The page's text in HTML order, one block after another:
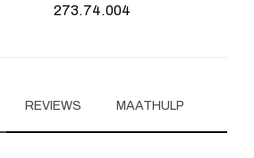
273.74.004
REVIEWS MAATHULP